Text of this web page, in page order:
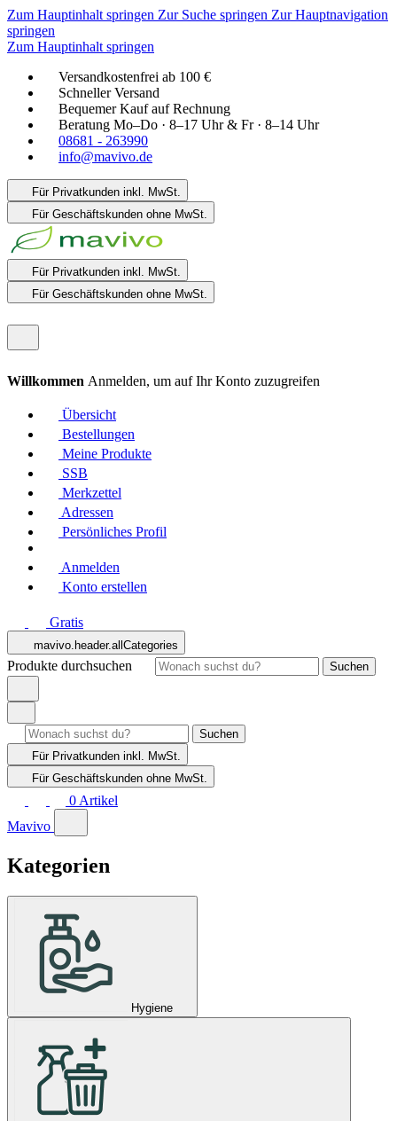
Zum Hauptinhalt springen Zur Suche springen Zur Hauptnavigation
springen
Zum Hauptinhalt springen
Versandkostenfrei ab 100 €
Schneller Versand
Bequemer Kauf auf Rechnung
Beratung Mo–Do · 8–17 Uhr & Fr · 8–14 Uhr
08681 - 263990
info@mavivo.de
Für Privatkunden inkl. MwSt.
Für Geschäftskunden ohne MwSt.
Für Privatkunden inkl. MwSt.
Für Geschäftskunden ohne MwSt.
Willkommen Anmelden, um auf Ihr Konto zuzugreifen
Übersicht
Bestellungen
Meine Produkte
SSB
Merkzettel
Adressen
Persönliches Profil
Anmelden
Konto erstellen
Gratis
mavivo.header.allCategories
Produkte durchsuchen Suchen
Suchen
Für Privatkunden inkl. MwSt.
Für Geschäftskunden ohne MwSt.
0 Artikel
Mavivo
Kategorien
Hygiene